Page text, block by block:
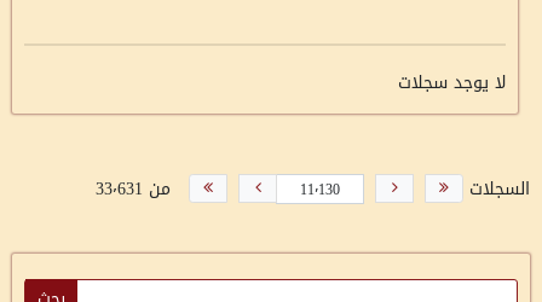
لا يوجد سجلات
السجلات من 33٬631